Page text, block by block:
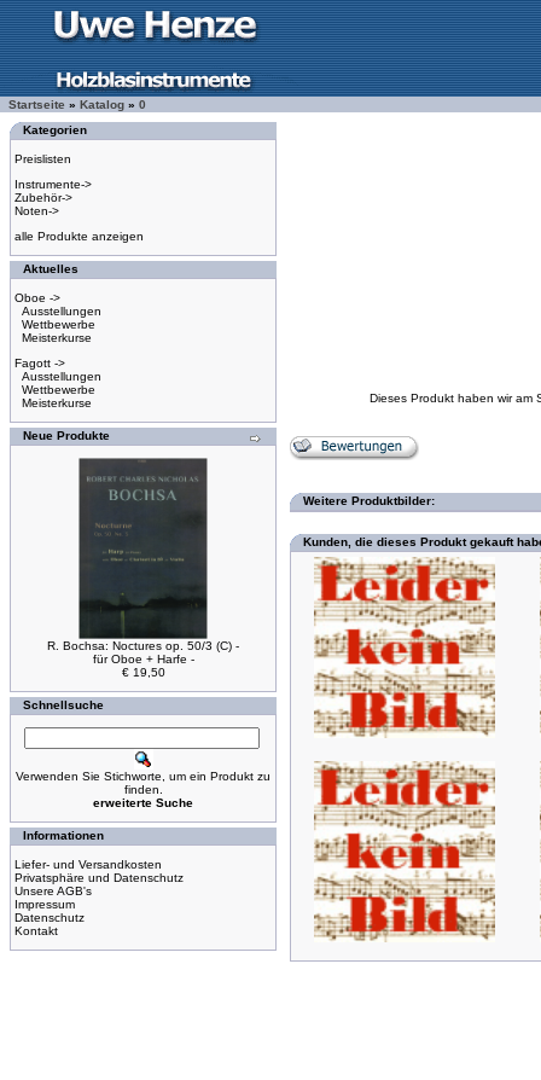
Startseite » Katalog » 0
Kategorien
Preislisten
Instrumente->
Zubehör->
Noten->
alle Produkte anzeigen
Aktuelles
Oboe ->
Ausstellungen
Wettbewerbe
Meisterkurse
Fagott ->
Ausstellungen
Wettbewerbe
Meisterkurse
Neue Produkte
R. Bochsa: Noctures op. 50/3 (C) -
für Oboe + Harfe -
€ 19,50
Schnellsuche
Verwenden Sie Stichworte, um ein Produkt zu
finden.
erweiterte Suche
Informationen
Liefer- und Versandkosten
Privatsphäre und Datenschutz
Unsere AGB's
Impressum
Datenschutz
Kontakt
Dieses Produkt haben wir am
Weitere Produktbilder:
Kunden, die dieses Produkt gekauft